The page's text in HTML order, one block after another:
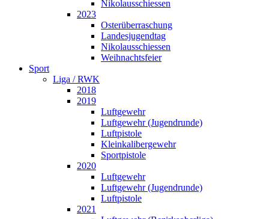
Nikolausschiessen
2023
Osterüberraschung
Landesjugendtag
Nikolausschiessen
Weihnachtsfeier
Sport
Liga / RWK
2018
2019
Luftgewehr
Luftgewehr (Jugendrunde)
Luftpistole
Kleinkalibergewehr
Sportpistole
2020
Luftgewehr
Luftgewehr (Jugendrunde)
Luftpistole
2021